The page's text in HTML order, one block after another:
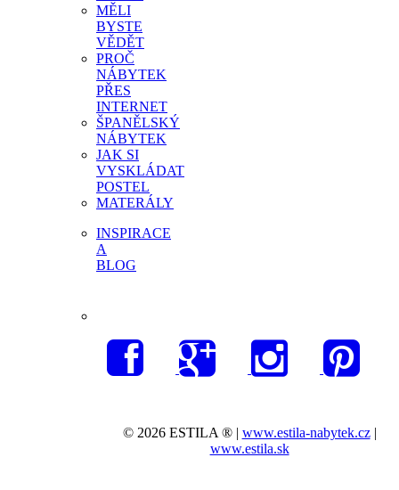
MĚLI
BYSTE
VĚDĚT
PROČ
NÁBYTEK
PŘES
INTERNET
ŠPANĚLSKÝ
NÁBYTEK
JAK SI
VYSKLÁDAT
POSTEL
MATERÁLY
INSPIRACE
A
BLOG
© 2026 ESTILA ® | www.estila-nabytek.cz|
www.estila.sk